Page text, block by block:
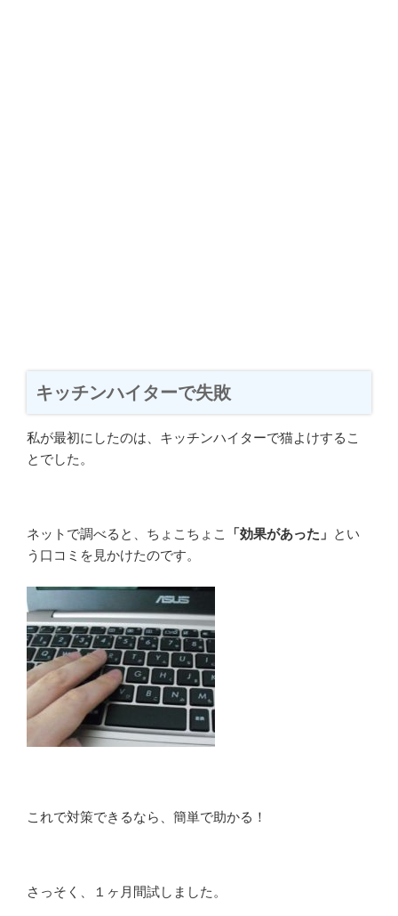
キッチンハイターで失敗
私が最初にしたのは、キッチンハイターで猫よけするこ
とでした。
ネットで調べると、ちょこちょこ 「効果があった」 とい
う口コミを見かけたのです。
これで対策できるなら、簡単で助かる！
さっそく、１ヶ月間試しました。